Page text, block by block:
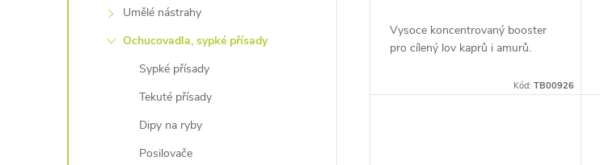
Umělé nástrahy
Ochucovadla, sypké přísady
Sypké přísady
Tekuté přísady
Dipy na ryby
Posilovače
Vysoce koncentrovaný booster
pro cílený lov kaprů i amurů.
Kód: TB00926